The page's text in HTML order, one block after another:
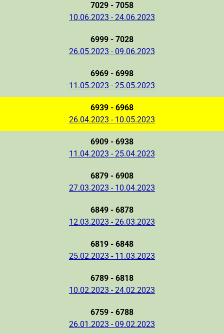
7029 - 7058
10.06.2023 - 24.06.2023
6999 - 7028
26.05.2023 - 09.06.2023
6969 - 6998
11.05.2023 - 25.05.2023
6939 - 6968
26.04.2023 - 10.05.2023
6909 - 6938
11.04.2023 - 25.04.2023
6879 - 6908
27.03.2023 - 10.04.2023
6849 - 6878
12.03.2023 - 26.03.2023
6819 - 6848
25.02.2023 - 11.03.2023
6789 - 6818
10.02.2023 - 24.02.2023
6759 - 6788
26.01.2023 - 09.02.2023